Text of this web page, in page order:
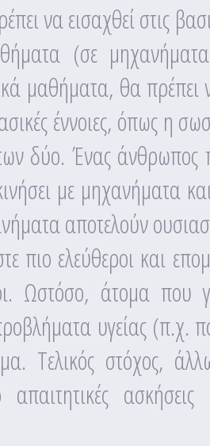
να εισαχθεί στις
(σε
μαθήματα, θα
έννοιες, όπως η
δύο. Ένας
με μηχανήματα
αποτελούν
πιο ελεύθεροι και
Ωστόσο, άτομα
υγείας (π.χ.
Τελικός στόχος,